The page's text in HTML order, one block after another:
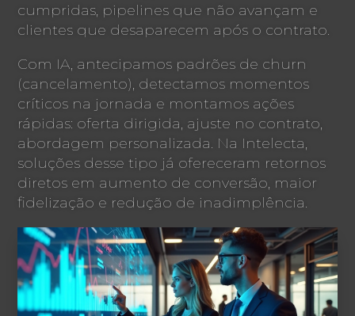
cumpridas, pipelines que não avançam e
clientes que desaparecem após o contrato.
Com IA, antecipamos padrões de churn
(cancelamento), detectamos momentos
críticos na jornada e montamos ações
rápidas: oferta dirigida, ajuste no contrato,
abordagem personalizada. Na Intelecta,
soluções desse tipo já ofereceram retornos
diretos em aumento de conversão, maior
fidelização e redução de inadimplência.